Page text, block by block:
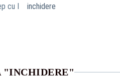
cu I inchidere
"INCHIDERE"